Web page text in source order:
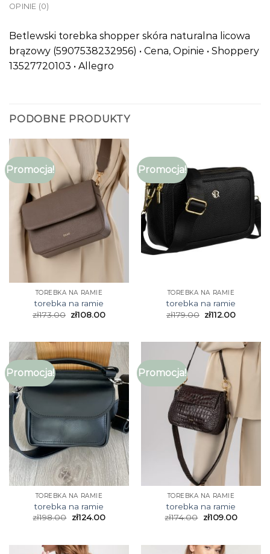
OPINIE (0)
Betlewski torebka shopper skóra naturalna licowa
brązowy (5907538232956) • Cena, Opinie • Shoppery
13527720103 • Allegro
PODOBNE PRODUKTY
Promocja!
TOREBKA NA RAMIE
torebka na ramie
zł173.00 zł108.00
Promocja!
TOREBKA NA RAMIE
torebka na ramie
zł179.00 zł112.00
Promocja!
TOREBKA NA RAMIE
torebka na ramie
zł198.00 zł124.00
Promocja!
TOREBKA NA RAMIE
torebka na ramie
zł174.00 zł109.00